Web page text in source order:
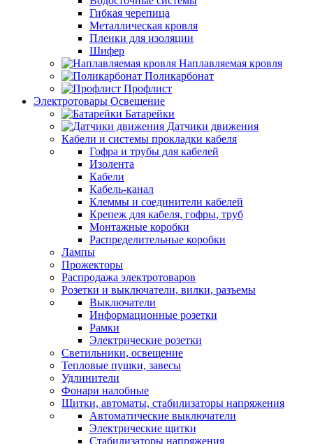
Гибкая черепица
Металлическая кровля
Пленки для изоляции
Шифер
Наплавляемая кровля
Поликарбонат
Профлист
Электротовары Освещение
Батарейки
Датчики движения
Кабели и системы прокладки кабеля
Гофра и трубы для кабелей
Изолента
Кабели
Кабель-канал
Клеммы и соединители кабелей
Крепеж для кабеля, гофры, труб
Монтажные коробки
Распределительные коробки
Лампы
Прожекторы
Распродажа электротоваров
Розетки и выключатели, вилки, разъемы
Выключатели
Информационные розетки
Рамки
Электрические розетки
Светильники, освещение
Тепловые пушки, завесы
Удлинители
Фонари налобные
Щитки, автоматы, стабилизаторы напряжения
Автоматические выключатели
Электрические щитки
Стабилизаторы напряжения